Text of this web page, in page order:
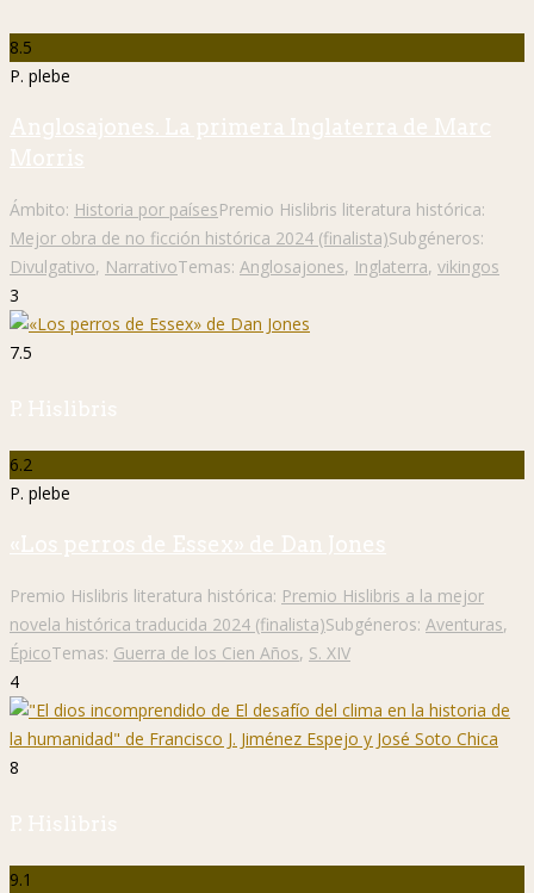
8.5
P. plebe
Anglosajones. La primera Inglaterra de Marc
Morris
Ámbito: Historia por paísesPremio Hislibris literatura histórica:
Mejor obra de no ficción histórica 2024 (finalista)Subgéneros:
Divulgativo, NarrativoTemas: Anglosajones, Inglaterra, vikingos
3
7.5
P. Hislibris
6.2
P. plebe
«Los perros de Essex» de Dan Jones
Premio Hislibris literatura histórica: Premio Hislibris a la mejor
novela histórica traducida 2024 (finalista)Subgéneros: Aventuras,
ÉpicoTemas: Guerra de los Cien Años, S. XIV
4
8
P. Hislibris
9.1